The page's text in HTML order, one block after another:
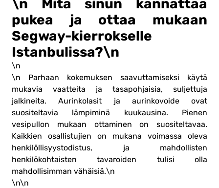
\n Mitä sinun kannattaa
pukea ja ottaa mukaan
Segway-kierrokselle
Istanbulissa?\n
\n
\n Parhaan kokemuksen saavuttamiseksi käytä
mukavia vaatteita ja tasapohjaisia, suljettuja
jalkineita. Aurinkolasit ja aurinkovoide ovat
suositeltavia lämpiminä kuukausina. Pienen
vesipullon mukaan ottaminen on suositeltavaa.
Kaikkien osallistujien on mukana voimassa oleva
henkilöllisyystodistus, ja mahdollisten
henkilökohtaisten tavaroiden tulisi olla
mahdollisimman vähäisiä.\n
\n\n